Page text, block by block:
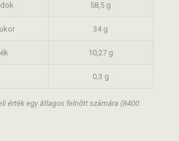
58,5 g
34 g
10,27 g
0,3 g
érték egy átlagos felnőtt számára (8400